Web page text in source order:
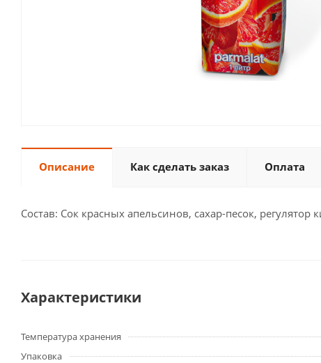
Описание Как сделать заказ Оплата
Состав: Сок красных апельсинов, сахар-песок,
Характеристики
Температура хранения
Упаковка